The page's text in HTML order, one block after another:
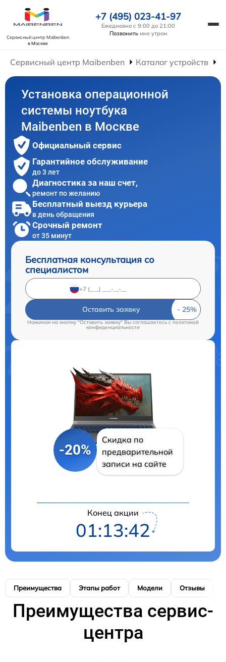
Сервисный центр Maibenben
в Москве
+7 (495) 023-41-97
Ежедневно с 9:00 до 21:00
Позвонить мне утром
Сервисный центр Maibenben Каталог устройств
Установка операционной
системы ноутбука
Maibenben в Москве
Официальный сервис
Гарантийное обслуживание
до 3 лет
Диагностика за наш счет,
ремонт по желанию
Бесплатный выезд курьера
в день обращения
Срочный ремонт
от 35 минут
Бесплатная консультация со
специалистом
Оставить заявку
Нажимая на кнопку "Оставить заявку" Вы соглашаетесь cполитикой
конфиденциальности
-20%
Скидка по
предварительной
записи на сайте
Конец акции
01:13:41
Преимущества Этапы работ Модели Отзывы
Преимущества сервис-
центра